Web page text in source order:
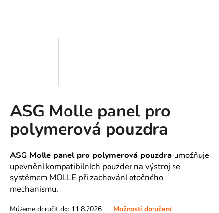
ASG Molle panel pro
polymerová pouzdra
ASG Molle panel pro polymerová pouzdra umožňuje
upevnění kompatibilních pouzder na výstroj se
systémem MOLLE při zachování otočného
mechanismu.
Můžeme doručit do: 11.8.2026 Možnosti doručení
Í
HLEDAT
D
o
p
o
u